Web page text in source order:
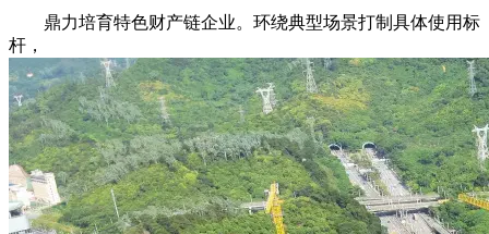
鼎力培育特色财产链企业。环绕典型场景打制具体使用标
杆，